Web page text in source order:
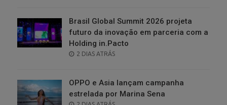
Brasil Global Summit 2026 projeta
futuro da inovação em parceria com a
Holding in.Pacto
POSTED
2 DIAS ATRÁS
OPPO e Asia lançam campanha
estrelada por Marina Sena
POSTED